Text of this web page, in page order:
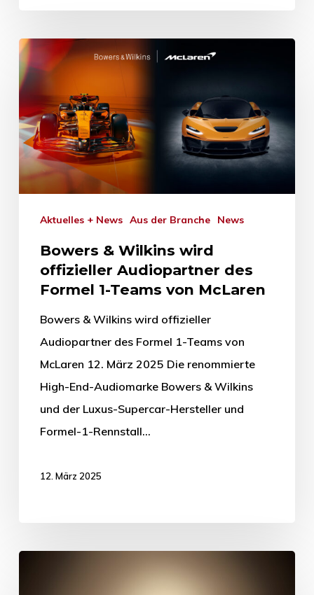
Aktuelles + News Aus der Branche News
Bowers & Wilkins wird
offizieller Audiopartner des
Formel 1-Teams von McLaren
Bowers & Wilkins wird offizieller
Audiopartner des Formel 1-Teams von
McLaren 12. März 2025 Die renommierte
High-End-Audiomarke Bowers & Wilkins
und der Luxus-Supercar-Hersteller und
Formel-1-Rennstall…
12. März 2025